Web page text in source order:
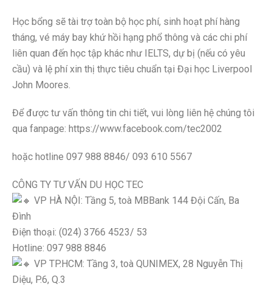
Học bổng sẽ tài trợ toàn bộ học phí, sinh hoạt phí hàng
tháng, vé máy bay khứ hồi hạng phổ thông và các chi phí
liên quan đến học tập khác như IELTS, dự bị (nếu có yêu
cầu) và lệ phí xin thị thực tiêu chuẩn tại Đại học Liverpool
John Moores.
Để được tư vấn thông tin chi tiết, vui lòng liên hệ chúng tôi
qua fanpage: https://www.facebook.com/tec2002
hoặc hotline 097 988 8846/ 093 610 5567
CÔNG TY TƯ VẤN DU HỌC TEC
VP HÀ NỘI: Tầng 5, toà MBBank 144 Đội Cấn, Ba
Đình
Điện thoại: (024) 3766 4523/ 53
Hotline: 097 988 8846
VP TP.HCM: Tầng 3, toà QUNIMEX, 28 Nguyễn Thị
Diệu, P.6, Q.3